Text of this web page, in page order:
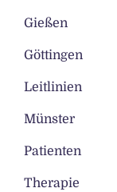
Gießen
Göttingen
Leitlinien
Münster
Patienten
Therapie